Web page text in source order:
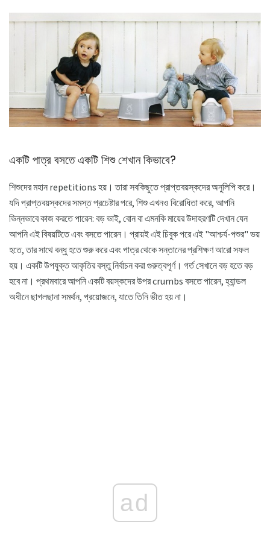
একটি পাত্র বসতে একটি শিশু শেখান কিভাবে?
শিশুদের মহান repetitions হয়। তারা সবকিছুতে প্রাপ্তবয়স্কদের অনুলিপি করে।
যদি প্রাপ্তবয়স্কদের সমস্ত প্রচেষ্টার পরে, শিশু এখনও বিরোধিতা করে, আপনি
ভিন্নভাবে কাজ করতে পারেন: বড় ভাই, বোন বা এমনকি মায়ের উদাহরণটি দেখান যেন
আপনি এই বিষয়টিতে এবং বসতে পারেন। প্রায়ই এই চিবুক পরে এই "আশ্চর্য-পশুর" ভয়
হতে, তার সাথে বন্ধু হতে শুরু করে এবং পাত্র থেকে সন্তানের প্রশিক্ষণ আরো সফল
হয়। একটি উপযুক্ত আকৃতির বস্তু নির্বাচন করা গুরুত্বপূর্ণ। গর্ত সেখানে বড় হতে বড়
হবে না। প্রথমবারে আপনি একটি বয়স্কদের উপর crumbs বসতে পারেন, হ্যান্ডল
অধীনে ছাগলছানা সমর্থন, প্রয়োজনে, যাতে তিনি ভীত হয় না।
ad